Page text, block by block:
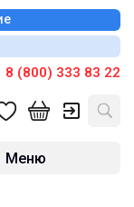
8 (800) 333 83 22
Меню